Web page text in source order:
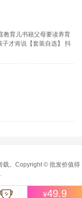
教育儿书籍父母要读养育
才肯说【套装自选】 抖
载。Copyright © 批发价值得
¥49.9